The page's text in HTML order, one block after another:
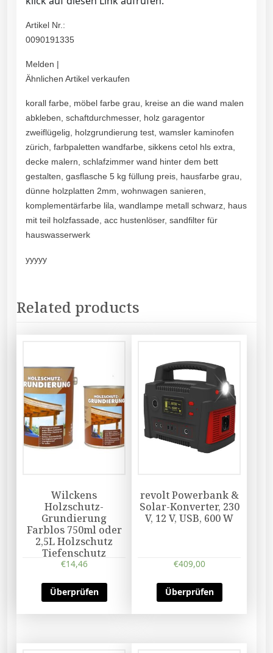
Artikel Nr.:
0090191335
Melden |
Ähnlichen Artikel verkaufen
korall farbe, möbel farbe grau, kreise an die wand malen
abkleben, schaftdurchmesser, holz garagentor
zweiflügelig, holzgrundierung test, wamsler kaminofen
zürich, farbpaletten wandfarbe, sikkens cetol hls extra,
decke malern, schlafzimmer wand hinter dem bett
gestalten, gasflasche 5 kg füllung preis, hausfarbe grau,
dünne holzplatten 2mm, wohnwagen sanieren,
komplementärfarbe lila, wandlampe metall schwarz, haus
mit teil holzfassade, acc hustenlöser, sandfilter für
hauswasserwerk
yyyyy
Related products
Wilckens
Holzschutz-
Grundierung
Farblos 750ml oder
2,5L Holzschutz
Tiefenschutz
€14,46
Überprüfen
revolt Powerbank &
Solar-Konverter, 230
V, 12 V, USB, 600 W
€409,00
Überprüfen